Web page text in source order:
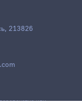
213826
или